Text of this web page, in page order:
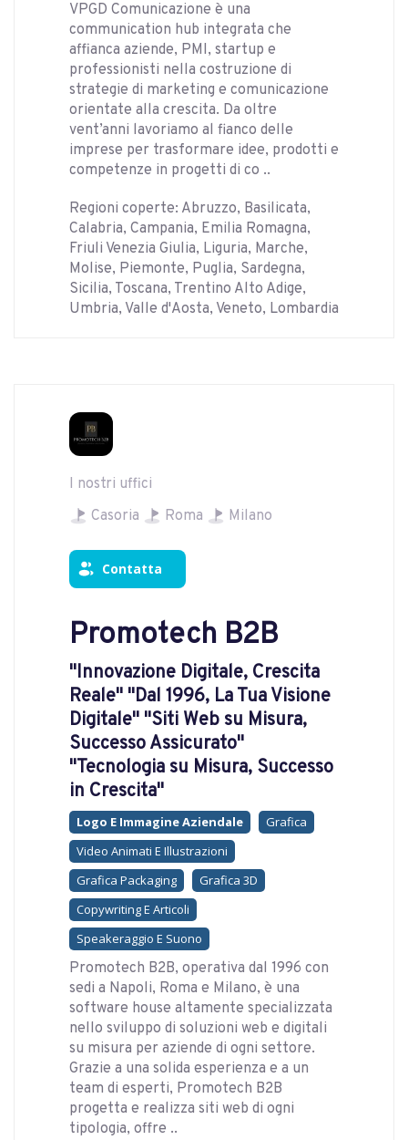
VPGD Comunicazione è una
communication hub integrata che
affianca aziende, PMI, startup e
professionisti nella costruzione di
strategie di marketing e comunicazione
orientate alla crescita. Da oltre
vent’anni lavoriamo al fianco delle
imprese per trasformare idee, prodotti e
competenze in progetti di co ..
Regioni coperte: Abruzzo, Basilicata,
Calabria, Campania, Emilia Romagna,
Friuli Venezia Giulia, Liguria, Marche,
Molise, Piemonte, Puglia, Sardegna,
Sicilia, Toscana, Trentino Alto Adige,
Umbria, Valle d'Aosta, Veneto, Lombardia
I nostri uffici
Casoria
Roma Milano
Contatta
Promotech B2B
"Innovazione Digitale, Crescita
Reale" "Dal 1996, La Tua Visione
Digitale" "Siti Web su Misura,
Successo Assicurato"
"Tecnologia su Misura, Successo
in Crescita"
Logo E Immagine Aziendale
Grafica
Video Animati E Illustrazioni
Grafica Packaging
Grafica 3D
Copywriting E Articoli
Speakeraggio E Suono
Promotech B2B, operativa dal 1996 con
sedi a Napoli, Roma e Milano, è una
software house altamente specializzata
nello sviluppo di soluzioni web e digitali
su misura per aziende di ogni settore.
Grazie a una solida esperienza e a un
team di esperti, Promotech B2B
progetta e realizza siti web di ogni
tipologia, offre ..